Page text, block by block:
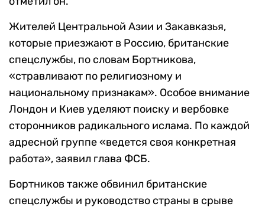
Жителей Центральной Азии и Закавказья,
которые приезжают в Россию, британские
спецслужбы, по словам Бортникова,
«стравливают по религиозному и
национальному признакам». Особое внимание
Лондон и Киев уделяют поиску и вербовке
сторонников радикального ислама. По каждой
адресной группе «ведется своя конкретная
работа», заявил глава ФСБ.
Бортников также обвинил британские
спецслужбы и руководство страны в срыве